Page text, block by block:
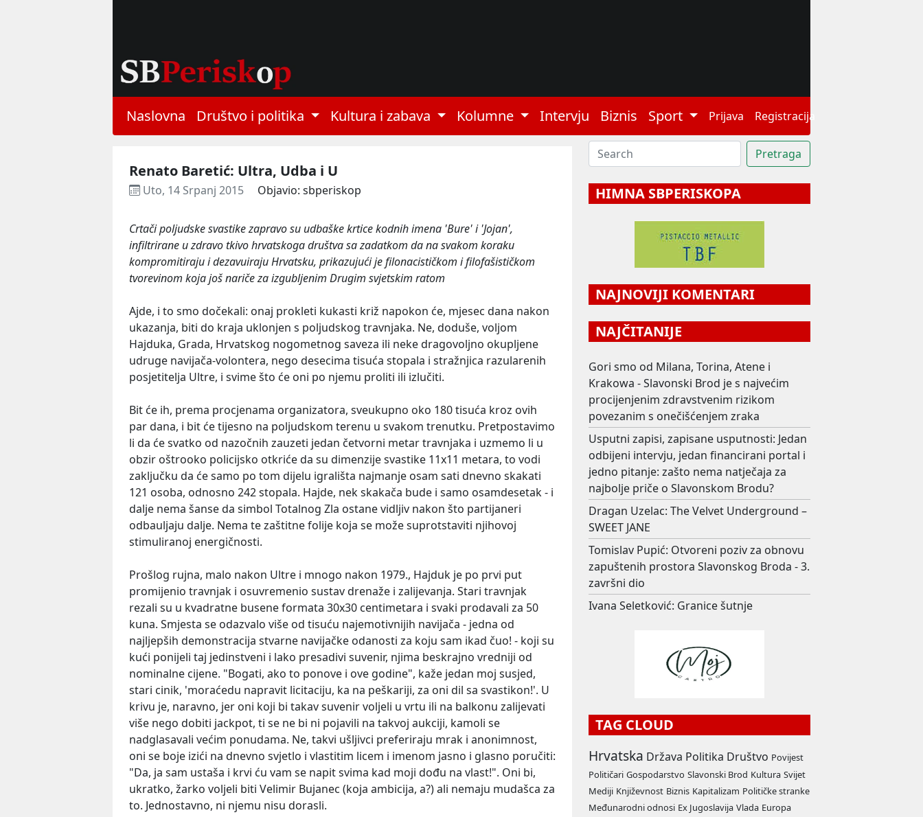
Naslovna Društvo i politika Kultura i zabava Kolumne Intervju Biznis Sport Prijava Registracija
Renato Baretić: Ultra, Udba i U
Uto, 14 Srpanj 2015 Objavio: sbperiskop
Crtači poljudske svastike zapravo su udbaške krtice kodnih imena 'Bure' i 'Jojan',
infiltrirane u zdravo tkivo hrvatskoga društva sa zadatkom da na svakom koraku
kompromitiraju i dezavuiraju Hrvatsku, prikazujući je filonacističkom i filofašističkom
tvorevinom koja još nariče za izgubljenim Drugim svjetskim ratom
Ajde, i to smo dočekali: onaj prokleti kukasti križ napokon će, mjesec dana nakon
ukazanja, biti do kraja uklonjen s poljudskog travnjaka. Ne, doduše, voljom
Hajduka, Grada, Hrvatskog nogometnog saveza ili neke dragovoljno okupljene
udruge navijača-volontera, nego desecima tisuća stopala i stražnjica razularenih
posjetitelja Ultre, i svime što će oni po njemu proliti ili izlučiti.
Bit će ih, prema procjenama organizatora, sveukupno oko 180 tisuća kroz ovih
par dana, i bit će tijesno na poljudskom terenu u svakom trenutku. Pretpostavimo
li da će svatko od nazočnih zauzeti jedan četvorni metar travnjaka i uzmemo li u
obzir oštrooko policijsko otkriće da su dimenzije svastike 11x11 metara, to vodi
zaključku da će samo po tom dijelu igrališta najmanje osam sati dnevno skakati
121 osoba, odnosno 242 stopala. Hajde, nek skakača bude i samo osamdesetak - i
dalje nema šanse da simbol Totalnog Zla ostane vidljiv nakon što partijaneri
odbauljaju dalje. Nema te zaštitne folije koja se može suprotstaviti njihovoj
stimuliranoj energičnosti.
Prošlog rujna, malo nakon Ultre i mnogo nakon 1979., Hajduk je po prvi put
promijenio travnjak i osuvremenio sustav drenaže i zalijevanja. Stari travnjak
rezali su u kvadratne busene formata 30x30 centimetara i svaki prodavali za 50
kuna. Smjesta se odazvalo više od tisuću najemotivnijih navijača - jedna od
najljepših demonstracija stvarne navijačke odanosti za koju sam ikad čuo! - koji su
kući ponijeli taj jedinstveni i lako presadivi suvenir, njima beskrajno vredniji od
nominalne cijene. "Bogati, ako to ponove i ove godine", kaže jedan moj susjed,
stari cinik, 'moraćedu napravit licitaciju, ka na peškariji, za oni dil sa svastikon!'. U
krivu je, naravno, jer oni koji bi takav suvenir voljeli u vrtu ili na balkonu zalijevati
više nego dobiti jackpot, ti se ne bi ni pojavili na takvoj aukciji, kamoli se
nadglasavali većim ponudama. Ne, takvi ušljivci preferiraju mrak i anonimnost,
oni se boje izići na dnevno svjetlo i vlastitim licem i imenom jasno i glasno poručiti:
"Da, ja sam ustaša i krvi ću vam se napit svima kad moji dođu na vlast!". Oni bi,
ukratko, žarko voljeli biti Velimir Bujanec (koja ambicija, a?) ali nemaju mudašca za
to. Jednostavno, ni njemu nisu dorasli.
HIMNA SBPERISKOPA
NAJNOVIJI KOMENTARI
NAJČITANIJE
Gori smo od Milana, Torina, Atene i
Krakowa - Slavonski Brod je s najvećim
procijenjenim zdravstvenim rizikom
povezanim s onečišćenjem zraka
Usputni zapisi, zapisane usputnosti: Jedan
odbijeni intervju, jedan financirani portal i
jedno pitanje: zašto nema natječaja za
najbolje priče o Slavonskom Brodu?
Dragan Uzelac: The Velvet Underground –
SWEET JANE
Tomislav Pupić: Otvoreni poziv za obnovu
zapuštenih prostora Slavonskog Broda - 3.
završni dio
Ivana Seletković: Granice šutnje
TAG CLOUD
Hrvatska Država Politika Društvo Povijest
Političari Gospodarstvo Slavonski Brod Kultura Svijet
Mediji Književnost Biznis Kapitalizam Političke stranke
Međunarodni odnosi Ex Jugoslavija Vlada Europa